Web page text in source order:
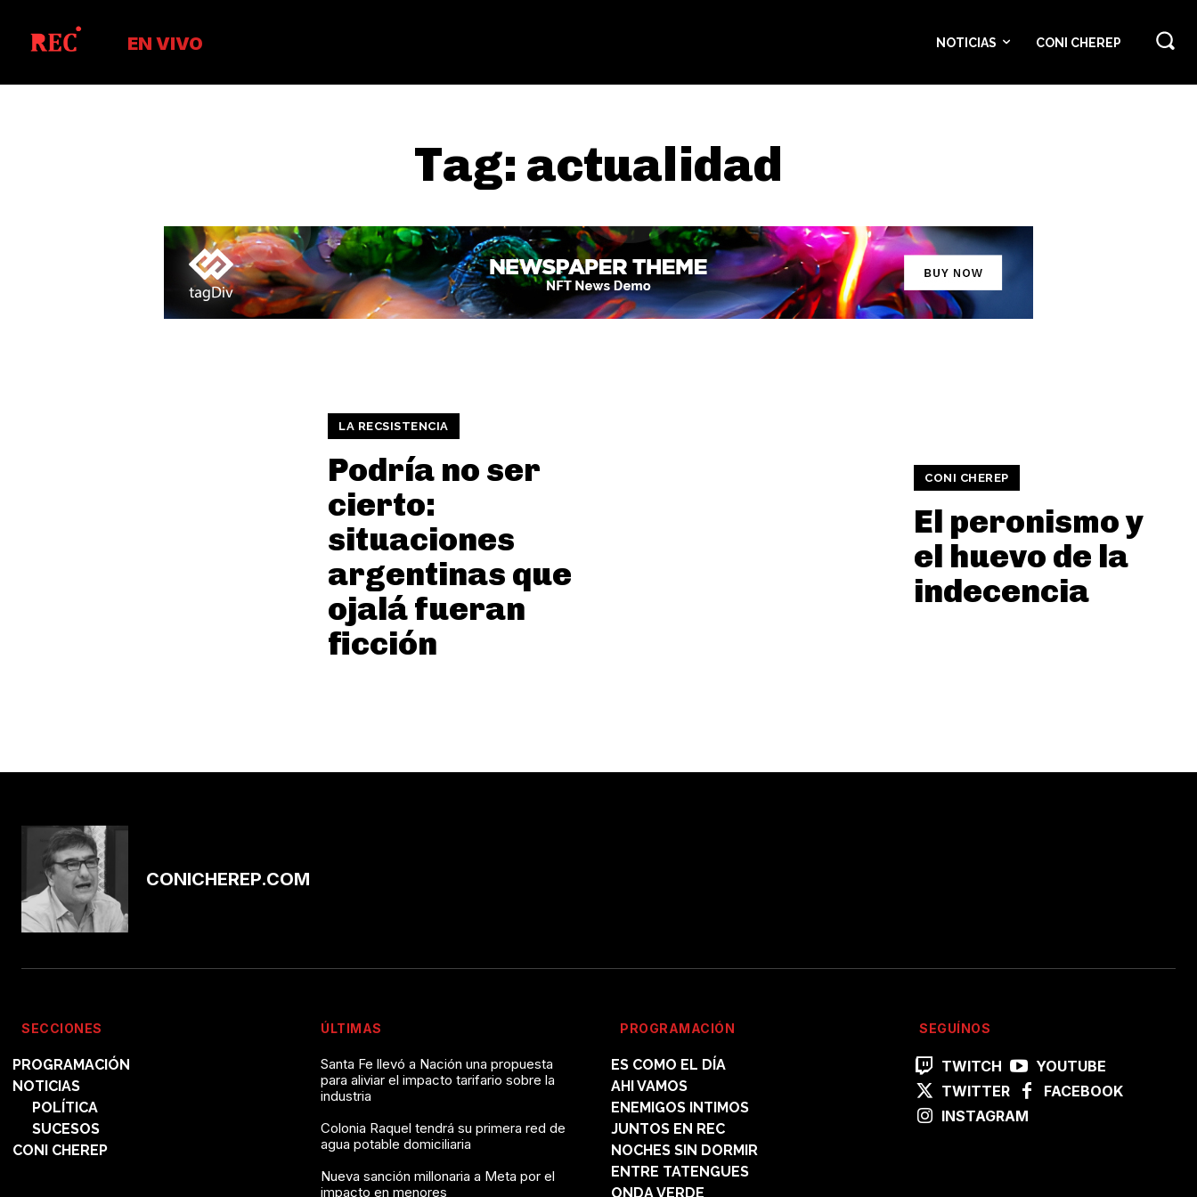
EN VIVO NOTICIAS CONI CHEREP
Tag: actualidad
LA RECSISTENCIA
Podría no ser
cierto:
situaciones
argentinas que
ojalá fueran
ficción
CONI CHEREP
El peronismo y
el huevo de la
indecencia
CONICHEREP.COM
SECCIONES
PROGRAMACIÓN
NOTICIAS
POLÍTICA
SUCESOS
CONI CHEREP
ÚLTIMAS
Santa Fe llevó a Nación una propuesta
para aliviar el impacto tarifario sobre la
industria
Colonia Raquel tendrá su primera red de
agua potable domiciliaria
Nueva sanción millonaria a Meta por el
impacto en menores
PROGRAMACIÓN
ES COMO EL DÍA
AHI VAMOS
ENEMIGOS INTIMOS
JUNTOS EN REC
NOCHES SIN DORMIR
ENTRE TATENGUES
ONDA VERDE
SEGUÍNOS
TWITCH
YOUTUBE
TWITTER
FACEBOOK
INSTAGRAM